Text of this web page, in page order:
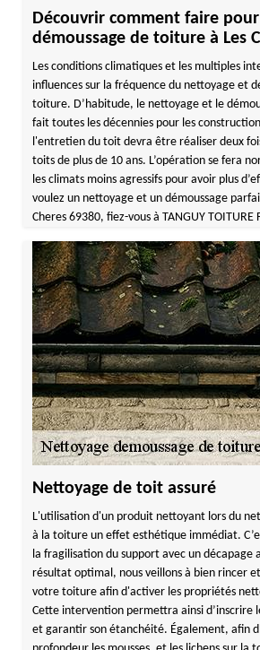
Découvrir comment faire
démoussage de toiture à Les
Les conditions climatiques et les multiples
influences sur la fréquence du nettoyage et
toiture. D’habitude, le nettoyage et le
fait toutes les décennies pour les
l'entretien du toit devra être réaliser deux
toits de plus de 10 ans. L’opération se fera
les climats moins agressifs pour avoir plus
voulez un nettoyage et un démoussage
Cheres 69380, fiez-vous à TANGUY TOITURE
Nettoyage de toit assuré
L'utilisation d'un produit nettoyant lors du
à la toiture un effet esthétique immédiat.
la fragilisation du support avec un décapage
résultat optimal, nous veillons à bien rincer
votre toiture afin d'activer les propriétés
Cette intervention permettra ainsi d’inscrire
et garantir son étanchéité. Également, afin